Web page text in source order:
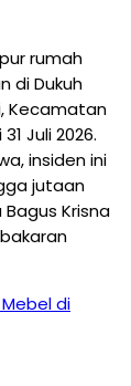
rumah
di Dukuh
Kecamatan
Juli 2026.
insiden ini
jutaan
Bagus Krisna